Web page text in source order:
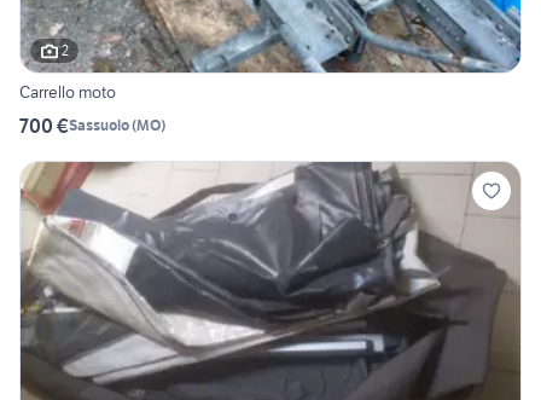
2
Carrello moto
700 €Sassuolo(MO)